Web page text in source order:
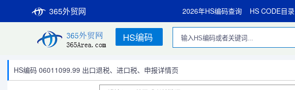
365外贸网 2026年HS编码查询 HS CODE目录
HS编码
HS编码 06011099.99 出口退税、进口税、申报详情页